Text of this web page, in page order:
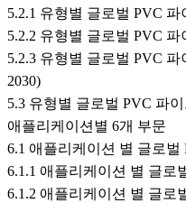
5.2.1 유형별 글로벌 PVC 파
5.2.2 유형별 글로벌 PVC 파
5.2.3 유형별 글로벌 PVC
2030)
5.3 유형별 글로벌 PVC 파
애플리케이션별 6개 부문
6.1 애플리케이션 별 글로벌
6.1.1 애플리케이션 별 글로
6.1.2 애플리케이션 별 글로